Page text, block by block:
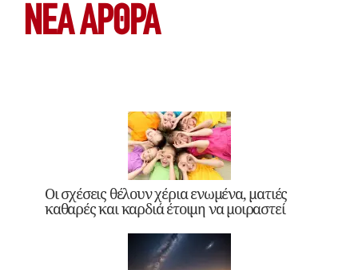
ΝΕΑ ΆΡΘΡΑ
Οι σχέσεις θέλουν χέρια ενωμένα, ματιές
καθαρές και καρδιά έτοιμη να μοιραστεί